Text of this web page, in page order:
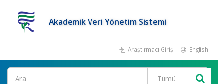
Akademik Veri Yönetim Sistemi
Araştırmacı Girişi English
Ara